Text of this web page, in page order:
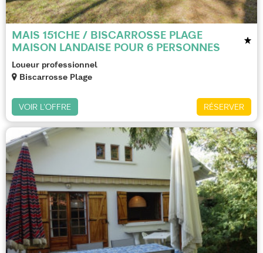
MAIS 151CHE / BISCARROSSE PLAGE
MAISON LANDAISE POUR 6 PERSONNES
Loueur professionnel
Biscarrosse Plage
RÉSERVER
VOIR L'OFFRE